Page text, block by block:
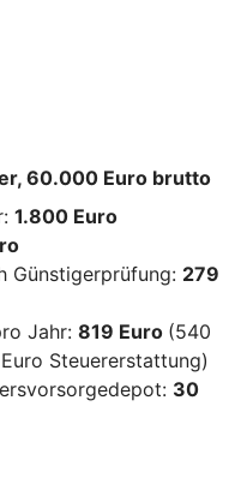
60.000 Euro brutto
1.800 Euro
Günstigerprüfung: 279
Jahr: 819 Euro (540
Steuererstattung)
30